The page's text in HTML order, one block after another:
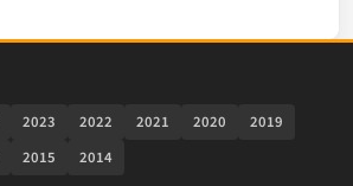
2023 2022 2021 2020
2019
2015 2014